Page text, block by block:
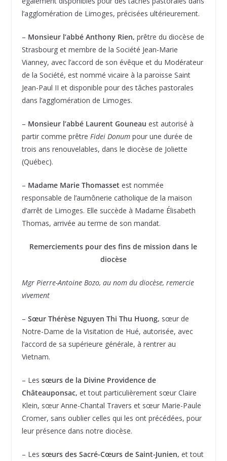
l’agglomération de Limoges, précisées ultérieurement.
– Monsieur l’abbé Anthony Rien, prêtre du diocèse de
Strasbourg et membre de la Société Jean-Marie
Vianney, avec l’accord de son évêque et du Modérateur
de la Société, est nommé vicaire à la paroisse Saint
Jean-Paul II et disponible pour des tâches pastorales
dans l’agglomération de Limoges.
– Monsieur l’abbé Laurent Gouneau est autorisé à
partir comme prêtre Fidei Donumpour une durée de
trois ans renouvelables, dans le diocèse de Joliette
(Québec).
– Madame Marie Thomasset est nommée
responsable de l’aumônerie catholique de la maison
d’arrêt de Limoges. Elle succède à Madame Élisabeth
Thomas, arrivée au terme de son mandat.
Remerciements pour des fins de mission dans le
diocèse
Mgr Pierre-Antoine Bozo, au nom du diocèse, remercie
vivement
– Sœur Thérèse Nguyen Thi Thu Huong, sœur de
Notre-Dame de la Visitation de Hué, autorisée, avec
l’accord de sa supérieure générale, à rentrer au
Vietnam.
– Les sœurs de la Divine Providence de
Châteauponsac, et tout particulièrement sœur Claire
Klein, sœur Anne-Chantal Travers et sœur Marie-Paule
Cromer, sans oublier celles qui les ont précédées, pour
leur présence dans notre diocèse.
– Les sœurs des Sacré-Cœurs de Saint-Junien, et tout